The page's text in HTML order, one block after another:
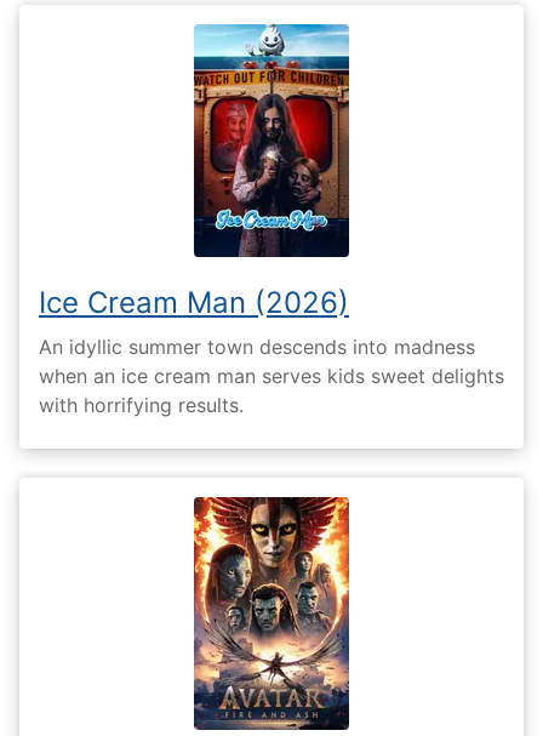
Ice Cream Man (2026)
An idyllic summer town descends into madness
when an ice cream man serves kids sweet delights
with horrifying results.